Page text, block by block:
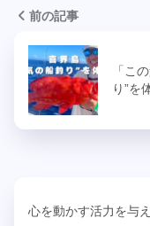
前の記事
「こ
り”を
心を動かす活力を与